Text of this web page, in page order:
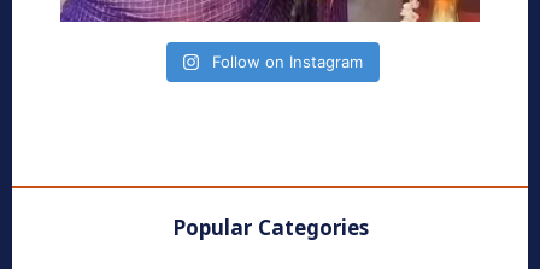
Follow on Instagram
Popular Categories